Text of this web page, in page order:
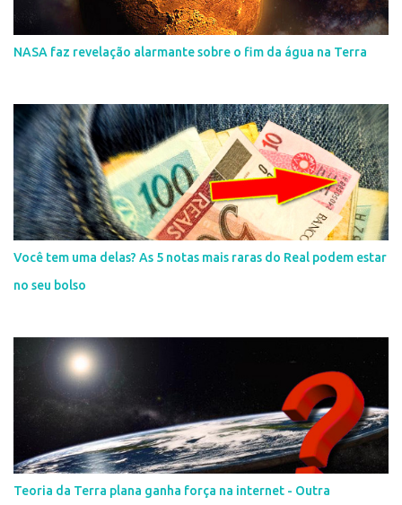
NASA faz revelação alarmante sobre o fim da água na Terra
Você tem uma delas? As 5 notas mais raras do Real podem estar
no seu bolso
Teoria da Terra plana ganha força na internet - Outra